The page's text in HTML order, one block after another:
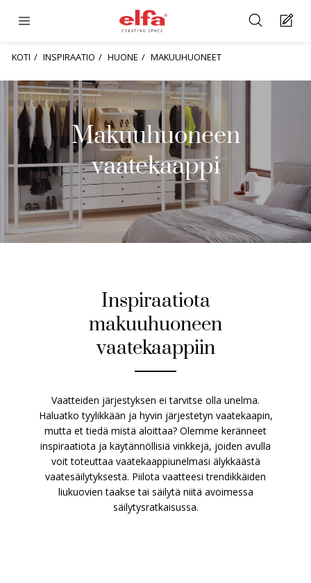
KOTI INSPIRAATIO HUONE MAKUUHUONEET
Makuuhuoneen
vaatekaappi
Inspiraatiota
makuuhuoneen
vaatekaappiin
Vaatteiden järjestyksen ei tarvitse olla unelma.
Haluatko tyylikkään ja hyvin järjestetyn vaatekaapin,
mutta et tiedä mistä aloittaa? Olemme keränneet
inspiraatiota ja käytännöllisiä vinkkejä, joiden avulla
voit toteuttaa vaatekaappiunelmasi älykkäästä
vaatesäilytyksestä. Piilota vaatteesi trendikkäiden
liukuovien taakse tai säilytä niitä avoimessa
säilytysratkaisussa.